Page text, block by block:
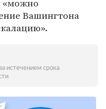
«можно
Вашингтона
истечением срока